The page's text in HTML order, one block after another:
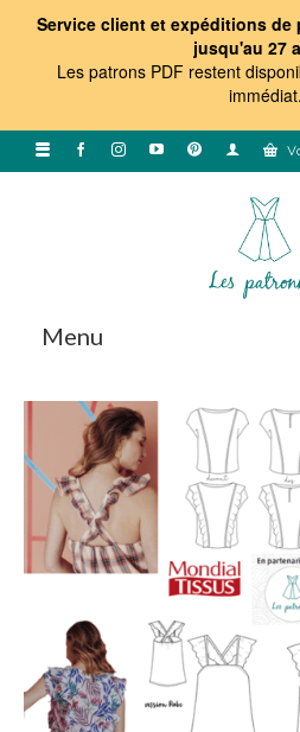
Service client et expéditions de
jusqu'au 27
Les patrons PDF restent
immédiat.
Menu